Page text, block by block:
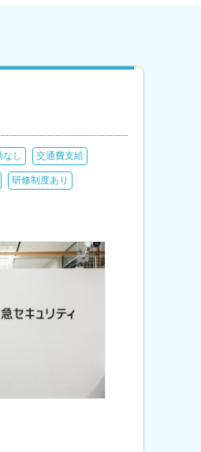
なし 交通費支給
研修制度あり